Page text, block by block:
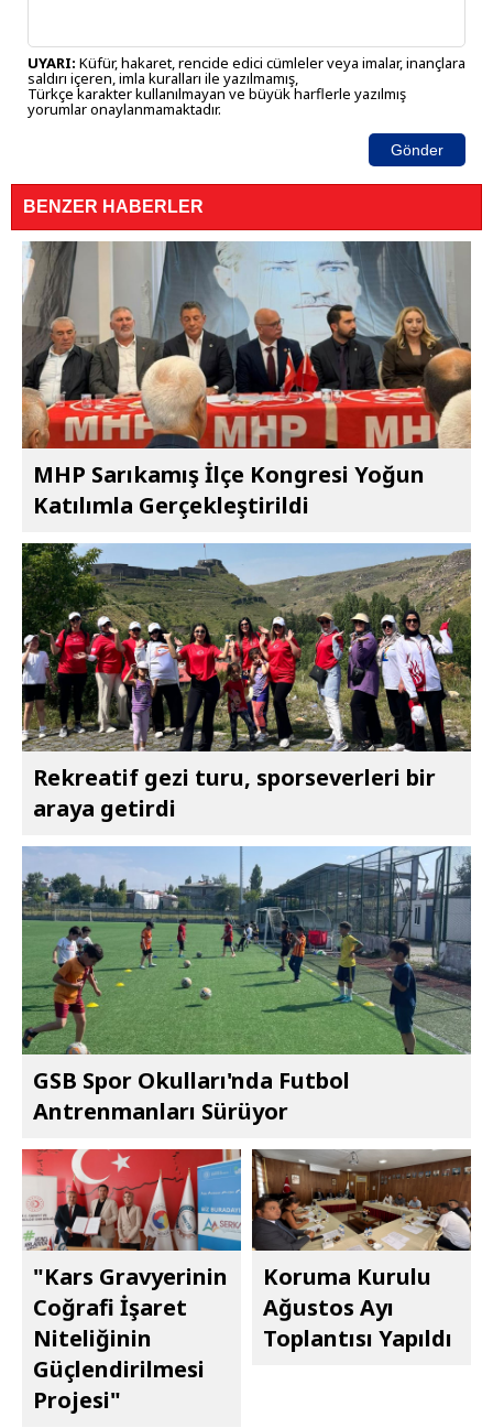
UYARI: Küfür, hakaret, rencide edici cümleler veya imalar, inançlara
saldırı içeren, imla kuralları ile yazılmamış,
Türkçe karakter kullanılmayan ve büyük harflerle yazılmış
yorumlar onaylanmamaktadır.
Gönder
BENZER HABERLER
MHP Sarıkamış İlçe Kongresi Yoğun
Katılımla Gerçekleştirildi
Rekreatif gezi turu, sporseverleri bir
araya getirdi
GSB Spor Okulları'nda Futbol
Antrenmanları Sürüyor
"Kars Gravyerinin
Coğrafi İşaret
Niteliğinin
Güçlendirilmesi
Projesi"
Koruma Kurulu
Ağustos Ayı
Toplantısı Yapıldı